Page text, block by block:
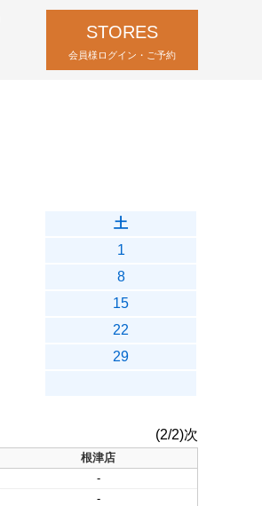
STORES
会員様ログイン・ご予約
土
1
8
15
22
29
(2/2)次
根津店
-
-